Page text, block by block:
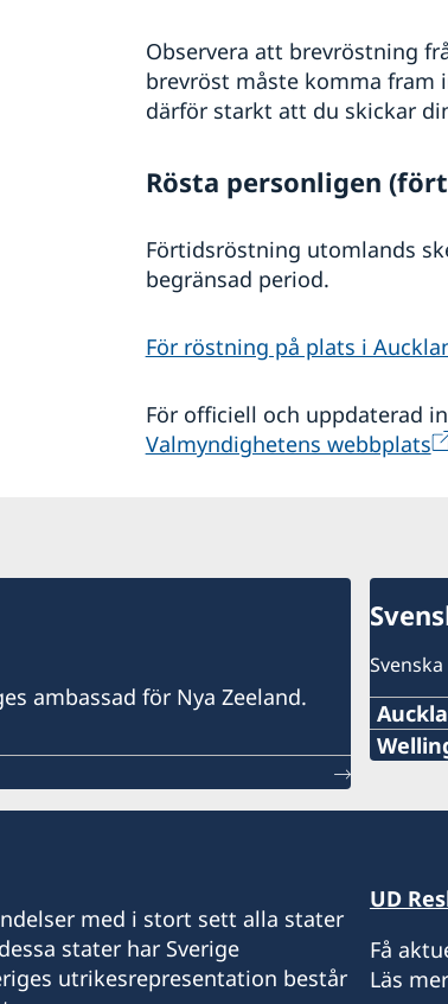
Observera att brevröstning
brevröst måste komma fram
därför starkt att du skickar
Rösta personligen
Förtidsröstning utomlands
begränsad period.
För röstning på plats i
För officiell och uppdaterad
Valmyndighetens webbplats
ambassad för Nya Zeeland.
Tel:
Adress:
Adress:
med i stort sett alla stater
stater har Sverige
utrikesrepresentation består
UD
Få
Läs